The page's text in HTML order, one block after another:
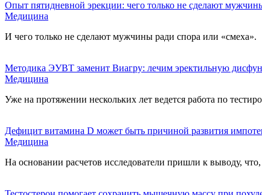
Опыт пятидневной эрекции: чего только не сделают
Медицина
И чего только не сделают мужчины ради спора или «смеха».
Методика ЭУВТ заменит Виагру: лечим эректильную
Медицина
Уже на протяжении нескольких лет ведется работа по
Дефицит витамина D может быть причиной развития
Медицина
На основании расчетов исследователи пришли к выводу,